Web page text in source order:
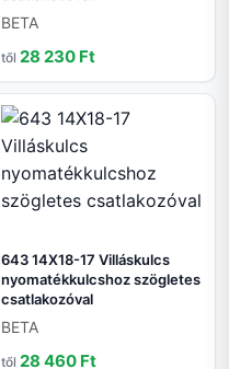
BETA
től 28 230 Ft
643 14X18-17 Villáskulcs
nyomatékkulcshoz szögletes
csatlakozóval
BETA
től 28 460 Ft